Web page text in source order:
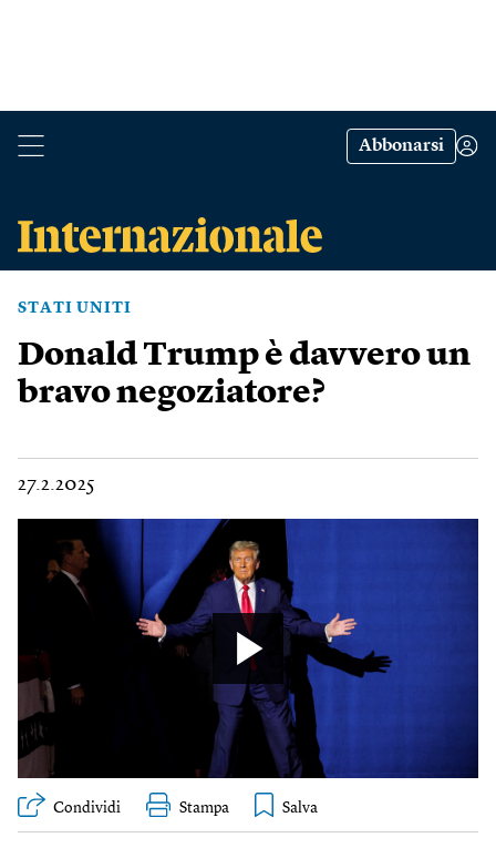
Abbonarsi
STATI UNITI
Donald Trump è davvero un
bravo negoziatore?
27.2.2025
Condividi Stampa